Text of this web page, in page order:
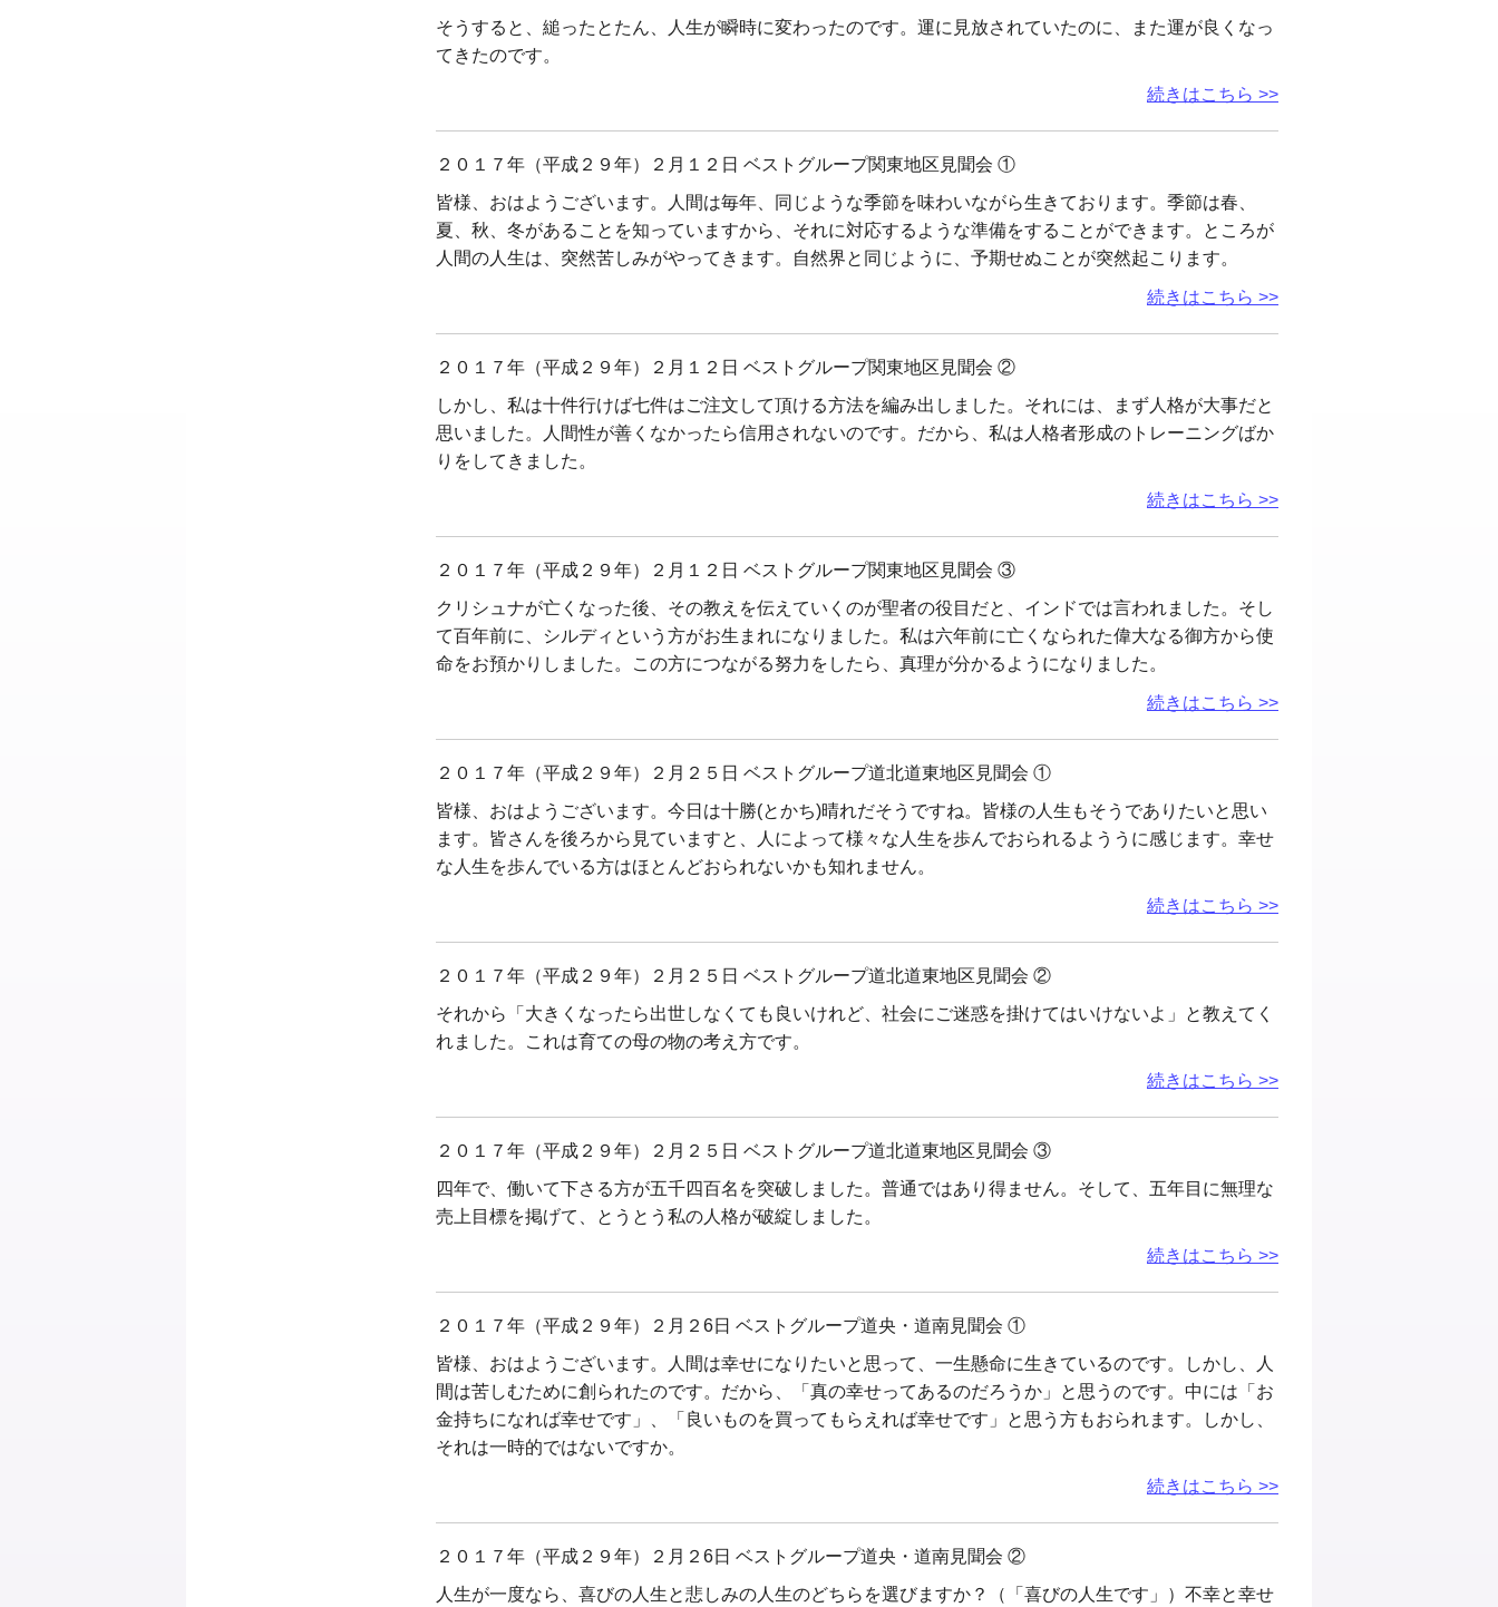
そうすると、縋ったとたん、人生が瞬時に変わったのです。運に見放されていたのに、また運が良くなっ
てきたのです。
続きはこちら >>
２０１７年（平成２９年）２月１２日 ベストグループ関東地区見聞会 ①
皆様、おはようございます。人間は毎年、同じような季節を味わいながら生きております。季節は春、
夏、秋、冬があることを知っていますから、それに対応するような準備をすることができます。ところが
人間の人生は、突然苦しみがやってきます。自然界と同じように、予期せぬことが突然起こります。
続きはこちら >>
２０１７年（平成２９年）２月１２日 ベストグループ関東地区見聞会 ②
しかし、私は十件行けば七件はご注文して頂ける方法を編み出しました。それには、まず人格が大事だと
思いました。人間性が善くなかったら信用されないのです。だから、私は人格者形成のトレーニングばか
りをしてきました。
続きはこちら >>
２０１７年（平成２９年）２月１２日 ベストグループ関東地区見聞会 ③
クリシュナが亡くなった後、その教えを伝えていくのが聖者の役目だと、インドでは言われました。そし
て百年前に、シルディという方がお生まれになりました。私は六年前に亡くなられた偉大なる御方から使
命をお預かりしました。この方につながる努力をしたら、真理が分かるようになりました。
続きはこちら >>
２０１７年（平成２９年）２月２５日 ベストグループ道北道東地区見聞会 ①
皆様、おはようございます。今日は十勝(とかち)晴れだそうですね。皆様の人生もそうでありたいと思い
ます。皆さんを後ろから見ていますと、人によって様々な人生を歩んでおられるよううに感じます。幸せ
な人生を歩んでいる方はほとんどおられないかも知れません。
続きはこちら >>
２０１７年（平成２９年）２月２５日 ベストグループ道北道東地区見聞会 ②
それから「大きくなったら出世しなくても良いけれど、社会にご迷惑を掛けてはいけないよ」と教えてく
れました。これは育ての母の物の考え方です。
続きはこちら >>
２０１７年（平成２９年）２月２５日 ベストグループ道北道東地区見聞会 ③
四年で、働いて下さる方が五千四百名を突破しました。普通ではあり得ません。そして、五年目に無理な
売上目標を掲げて、とうとう私の人格が破綻しました。
続きはこちら >>
２０１７年（平成２９年）２月２6日 ベストグループ道央・道南見聞会 ①
皆様、おはようございます。人間は幸せになりたいと思って、一生懸命に生きているのです。しかし、人
間は苦しむために創られたのです。だから、「真の幸せってあるのだろうか」と思うのです。中には「お
金持ちになれば幸せです」、「良いものを買ってもらえれば幸せです」と思う方もおられます。しかし、
それは一時的ではないですか。
続きはこちら >>
２０１７年（平成２９年）２月２6日 ベストグループ道央・道南見聞会 ②
人生が一度なら、喜びの人生と悲しみの人生のどちらを選びますか？（「喜びの人生です」）不幸と幸せ